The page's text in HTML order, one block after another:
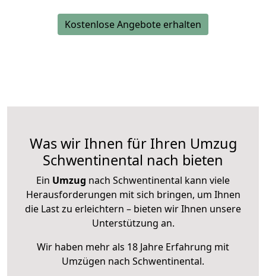
Kostenlose Angebote erhalten
Was wir Ihnen für Ihren Umzug
Schwentinental nach bieten
Ein Umzug nach Schwentinental kann viele
Herausforderungen mit sich bringen, um Ihnen
die Last zu erleichtern – bieten wir Ihnen unsere
Unterstützung an.
Wir haben mehr als 18 Jahre Erfahrung mit
Umzügen nach Schwentinental.